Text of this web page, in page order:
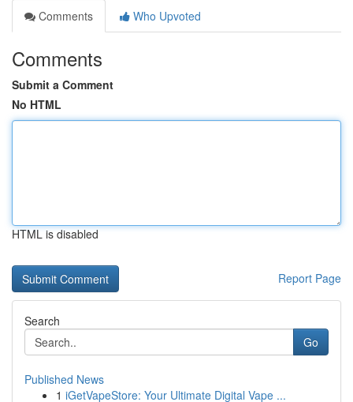
Comments
Who Upvoted
Comments
Submit a Comment
No HTML
HTML is disabled
Report Page
Search
Go
Published News
1 iGetVapeStore: Your Ultimate Digital Vape ...